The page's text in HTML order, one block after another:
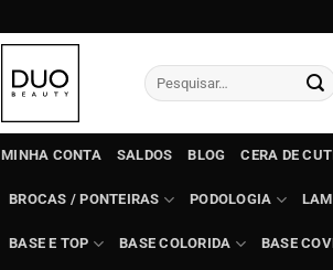
Pesquisar
por:
MINHA CONTA SALDOS BLOG CERA DE
BROCAS / PONTEIRAS PODOLOGIA
BASE E TOP BASE COLORIDA BASE